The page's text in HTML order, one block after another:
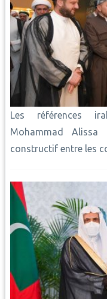
Les références
Mohammad
constructif entre les